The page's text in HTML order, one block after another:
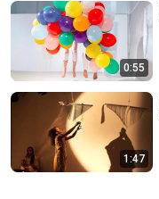
0:55
1:47